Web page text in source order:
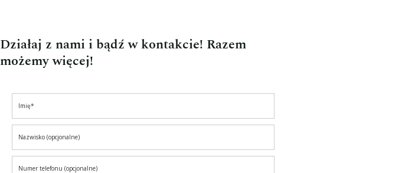
Działaj z nami i bądź w kontakcie! Razem
możemy więcej!